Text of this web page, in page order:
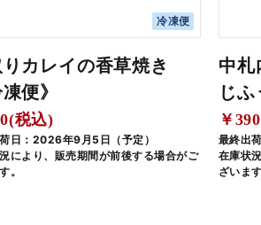
冷凍便
カレイの香草焼き
凍便》
税込)
日：2026年9月5日（予定）
により、販売期間が前後する場合がご
。
中札
じふ
￥
最終出
在庫状
ざいます